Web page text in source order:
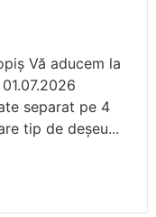
Vă aducem la
separat pe 4
tip de deșeu...